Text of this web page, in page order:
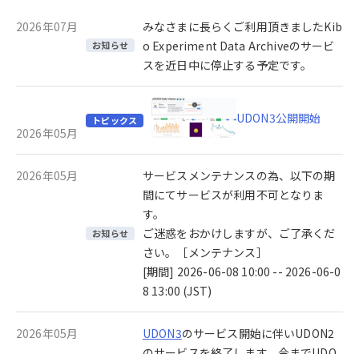
2026年07月
お知らせ
みなさまに長らくご利用頂きましたKib
o Experiment Data Archiveのサービ
スを近日中に停止する予定です。
2026年05月
トピックス UDON3公開開始
2026年05月
お知らせ
サービスメンテナンスの為、以下の期
間にてサービスが利用不可となりま
す。
ご迷惑をおかけしますが、ご了承くだ
さい。［メンテナンス］
[期間] 2026-06-08 10:00 -- 2026-06-0
8 13:00 (JST)
2026年05月 UDON3のサービス開始に伴いUDON2